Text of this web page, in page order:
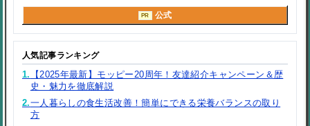
PR 公式
人気記事ランキング
1.
【2025年最新】モッピー20周年！友達紹介キャンペーン＆歴
史・魅力を徹底解説
2.一人暮らしの食生活改善！簡単にできる栄養バランスの取り
方